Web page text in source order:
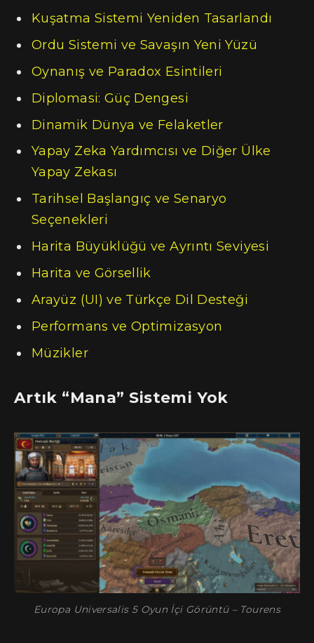
Kuşatma Sistemi Yeniden Tasarlandı
Ordu Sistemi ve Savaşın Yeni Yüzü
Oynanış ve Paradox Esintileri
Diplomasi: Güç Dengesi
Dinamik Dünya ve Felaketler
Yapay Zeka Yardımcısı ve Diğer Ülke
Yapay Zekası
Tarihsel Başlangıç ve Senaryo
Seçenekleri
Harita Büyüklüğü ve Ayrıntı Seviyesi
Harita ve Görsellik
Arayüz (UI) ve Türkçe Dil Desteği
Performans ve Optimizasyon
Müzikler
Artık “Mana” Sistemi Yok
Europa Universalis 5 Oyun İçi Görüntü – Tourens